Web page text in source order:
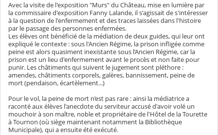
Avec la visite de l'exposition "Murs" du Château, mise en lumière par
la commissaire d'exposition Fanny Lalande, il s'agissait de s'intéresser
à la question de l'enfermement et des traces laissées dans l'histoire
par le passage des personnes enfermées.
Les élèves ont bénéficié de la médiation de deux guides, qui leur ont
expliqué le contexte : sous l'Ancien Régime, la prison infligée comme
peine est alors quasiment inexistante sous l’Ancien Régime, car la
prison est un lieu d'enfermement avant le procès et non faite pour
punir. Les châtiments qui suivent le jugement sont pléthore :
amendes, châtiments corporels, galères, bannissement, peine de
mort (pendaison, écartèlement...)
Pour le vol, la peine de mort n’est pas rare : ainsi la médiatrice a
raconté aux élèves l'anecdote du serviteur accusé d'avoir volé un
mouchoir à son maître, noble et propriétaire de l'Hôtel de la Tourette
à Tournon (où siège maintenant notamment la Bibliothèque
Municipale), qui a ensuite été exécuté.